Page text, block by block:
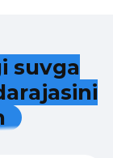
i suvga
arajasini